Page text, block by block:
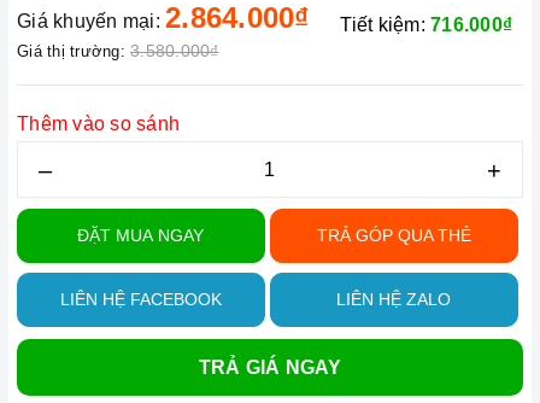
Giá khuyến mại: 2.864.000₫
Giá thị trường: 3.580.000₫
Tiết kiệm:716.000₫
Thêm vào so sánh
– +
ĐẶT MUA NGAY TRẢ GÓP QUA THẺ
LIÊN HỆ FACEBOOK LIÊN HỆ ZALO
TRẢ GIÁ NGAY